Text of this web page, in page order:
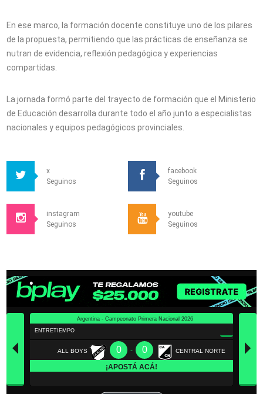
En ese marco, la formación docente constituye uno de los pilares
de la propuesta, permitiendo que las prácticas de enseñanza se
nutran de evidencia, reflexión pedagógica y experiencias
compartidas.
La jornada formó parte del trayecto de formación que el Ministerio
de Educación desarrolla durante todo el año junto a especialistas
nacionales y equipos pedagógicos provinciales.
x
Seguinos
facebook
Seguinos
instagram
Seguinos
youtube
Seguinos